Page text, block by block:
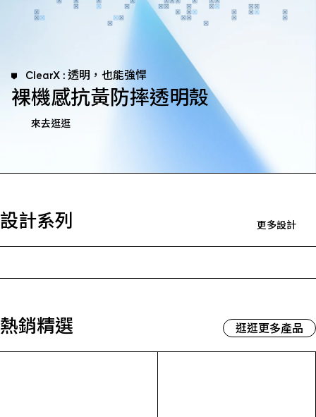
ClearX : 透明，也能強悍
裸機感抗黃防摔透明殼
來去逛逛
設計系列 更多設計
熱銷精選 逛逛更多產品